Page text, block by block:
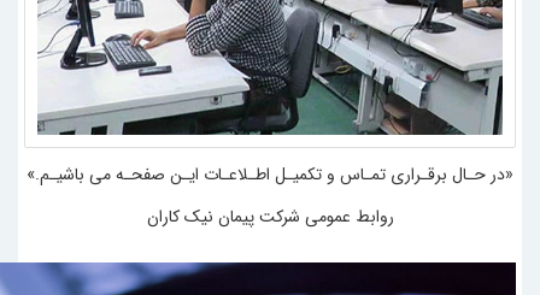
«در حـال برقـراری تمـاس و تکمیـل اطـلاعـات ایـن صفحـه می باشیـم.»
روابط عمومی شرکت پیمان نیک کاران